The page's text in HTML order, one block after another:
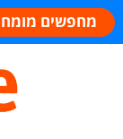
מחפשים